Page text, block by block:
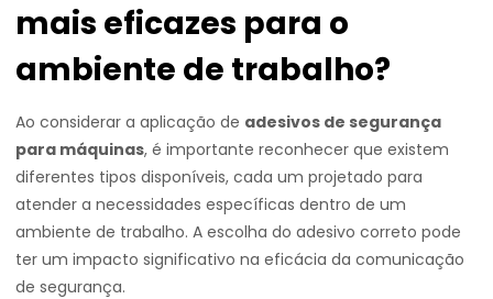
mais eficazes para o
ambiente de trabalho?
Ao considerar a aplicação de adesivos de segurança
para máquinas, é importante reconhecer que existem
diferentes tipos disponíveis, cada um projetado para
atender a necessidades específicas dentro de um
ambiente de trabalho. A escolha do adesivo correto pode
ter um impacto significativo na eficácia da comunicação
de segurança.